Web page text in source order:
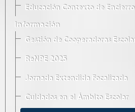
Educación Contexto de Encierro
Información
Gestión de Cooperadoras
ReNPE 2025
Jornada Extendida Focalizada
Cuidados en el Ámbito Escolar